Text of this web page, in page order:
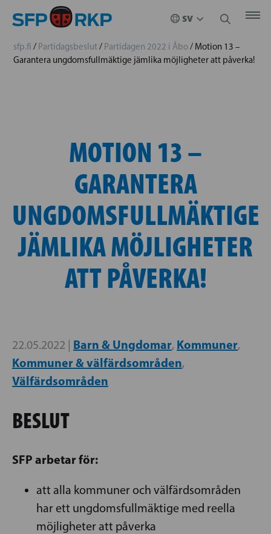
sfp.fi / Partidagsbeslut/ Partidagen 2022 i Åbo/ Motion 13 –
Garantera ungdomsfullmäktige jämlika möjligheter att påverka!
MOTION 13 –
GARANTERA
UNGDOMSFULLMÄKTIGE
JÄMLIKA MÖJLIGHETER
ATT PÅVERKA!
22.05.2022 | Barn & Ungdomar, Kommuner,
Kommuner & välfärdsområden,
Välfärdsområden
BESLUT
SFP arbetar för:
att alla kommuner och välfärdsområden
har ett ungdomsfullmäktige med reella
möjligheter att påverka